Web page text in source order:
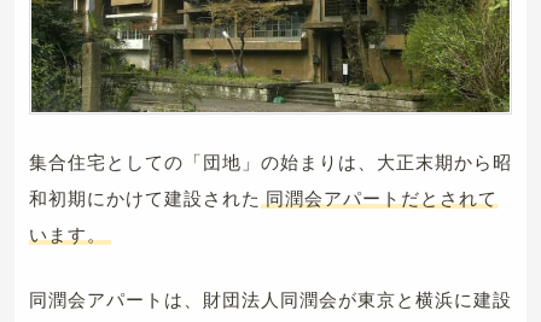
集合住宅としての「団地」の始まりは、大正末期から昭
和初期にかけて建設された 同潤会アパートだとされて
います。
同潤会アパートは、財団法人同潤会が東京と横浜に建設